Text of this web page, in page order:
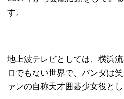
す。
地上波テレビとしては、横浜
ロでもない世界で、パンダは
ァンの自称天才囲碁少女役と